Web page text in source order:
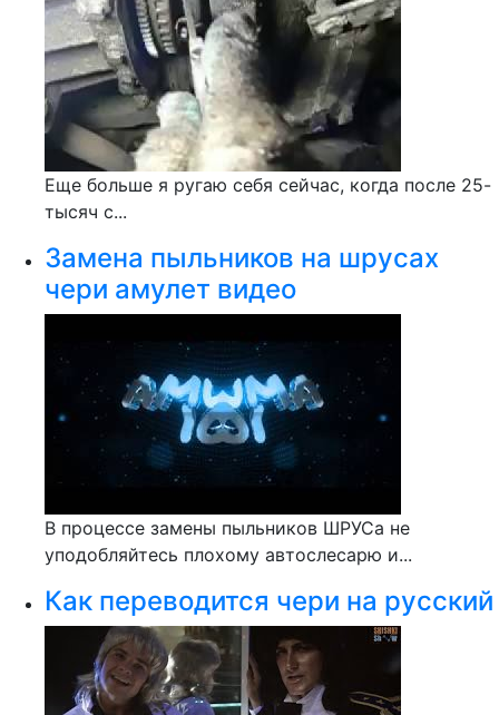
Еще больше я ругаю себя сейчас, когда после 25-
тысяч с...
Замена пыльников на шрусах
чери амулет видео
В процессе замены пыльников ШРУСа не
уподобляйтесь плохому автослесарю и...
Как переводится чери на русский